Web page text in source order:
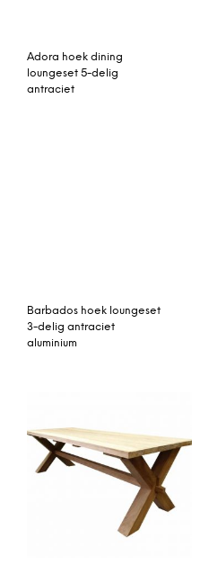
Adora hoek dining
loungeset 5-delig
antraciet
Barbados hoek loungeset
3-delig antraciet
aluminium